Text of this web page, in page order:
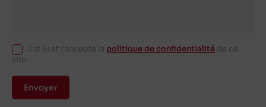
J'ai lu et j'accepte la politique de confidentialité de ce
site.
Envoyer